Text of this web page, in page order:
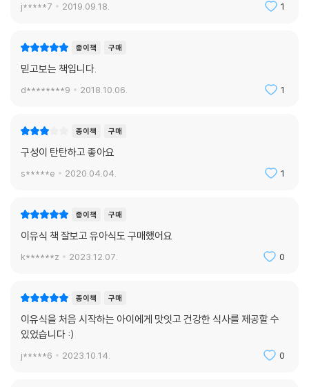
j*****7 2019.09.18. 1
종이책 구매
믿고보는 책입니다.
d********9 2018.10.06. 1
종이책 구매
구성이 탄탄하고 좋아요
s*****e 2020.04.04. 1
종이책 구매
이유식 책 잘보고 유아식도 구매했어요
k******z 2023.12.07. 0
종이책 구매
이유식을 처음 시작하는 아이에게 맛잇고 건강한 식사를 제공할 수
있었습니다 :)
j*****6 2023.10.14. 0